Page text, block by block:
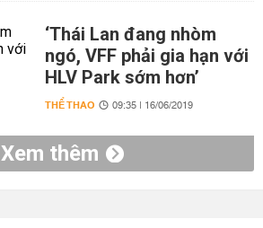
‘Thái Lan đang nhòm
ngó, VFF phải gia hạn với
HLV Park sớm hơn’
THỂ THAO 09:35 | 16/06/2019
Xem thêm